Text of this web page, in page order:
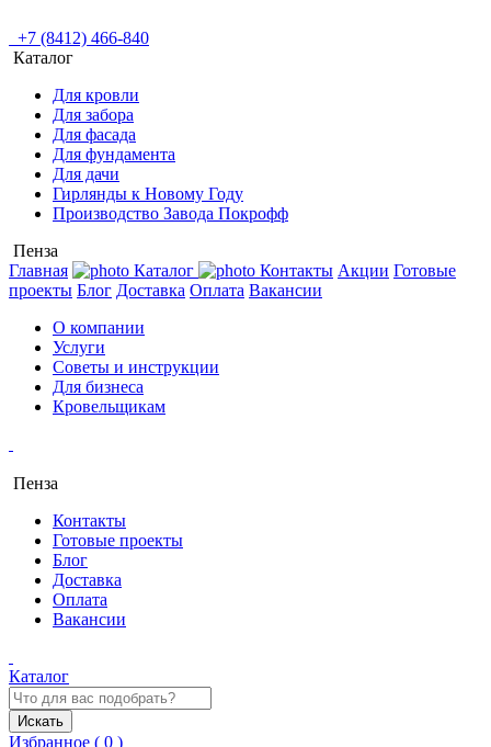
+7 (8412) 466-840
Каталог
Для кровли
Для забора
Для фасада
Для фундамента
Для дачи
Гирлянды к Новому Году
Производство Завода Покрофф
Пенза
Главная
Каталог Контакты Акции Готовые
проекты Блог Доставка Оплата Вакансии
О компании
Услуги
Советы и инструкции
Для бизнеса
Кровельщикам
Пенза
Контакты
Готовые проекты
Блог
Доставка
Оплата
Вакансии
Каталог
Искать
Избранное ( 0 )